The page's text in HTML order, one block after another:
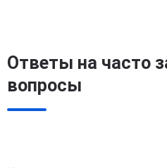
Ответы на часто
вопросы